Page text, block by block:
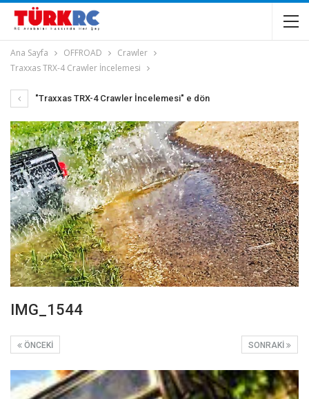
Ana Sayfa OFFROAD
Crawler
Traxxas TRX-4 Crawler İncelemesi
"Traxxas TRX-4 Crawler İncelemesi" e dön
IMG_1544
SONRAKI
ÖNCEKI